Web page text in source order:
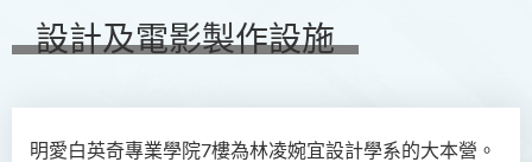
設計及電影製作設施
明愛白英奇專業學院7樓為林凌婉宜設計學系的大本營。